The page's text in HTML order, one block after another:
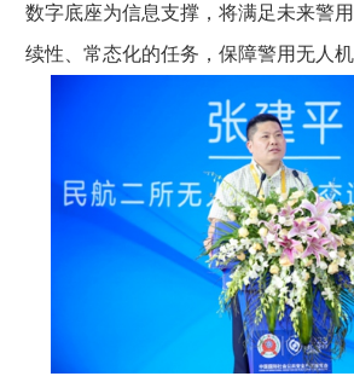
数字底座为信息支撑，将满足未来警
续性、常态化的任务，保障警用无人机